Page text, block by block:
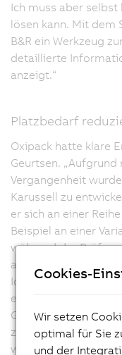
Ich muss aber
lösen kann. Mit dem
B&R ein Werkzeug
detaillierte
anzeigt.“
Platzbedarf
Oxipack hatte klare
Geurtsen.
Vergangenheit
Karussell zu
er sich an einer
Beispiel an einer
während der
angeordnet waren.
Ideen als zu
ernsthafte Option
Gegensatz zum
zuvor verwendet
wie ein Riesenrad.
Cookies-
Wir setzen
optimal für Sie
und der